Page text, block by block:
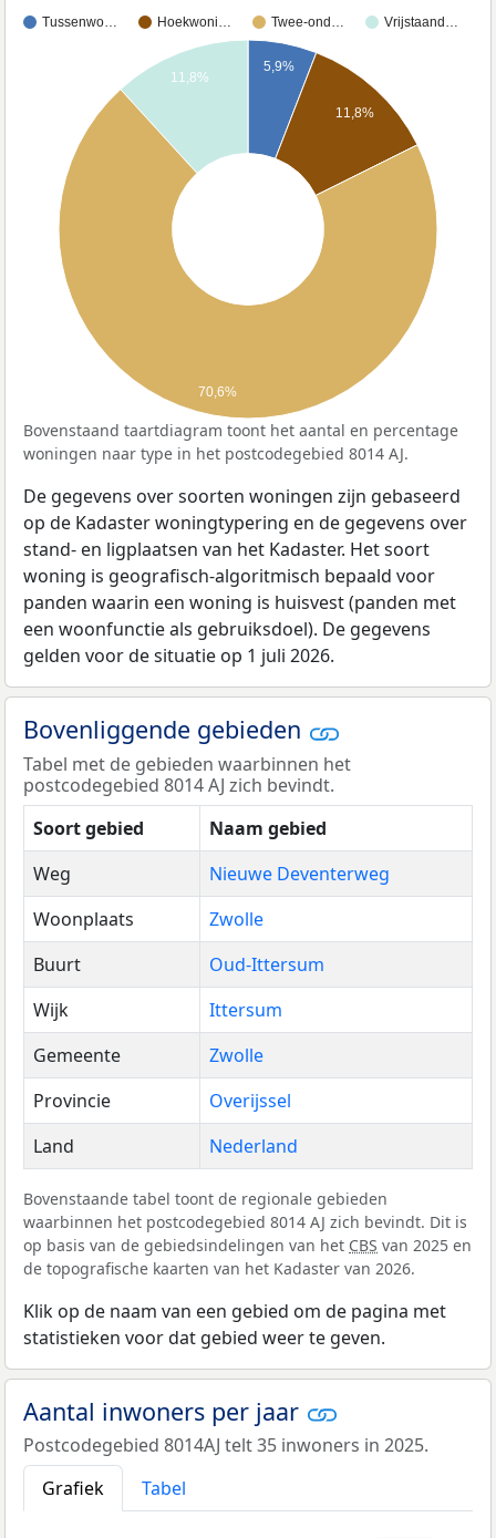
Tussenwo… Hoekwoni… Twee-ond… Vrijstaand…
5,9%
11,8%
11,8%
70,6%
Bovenstaand taartdiagram toont het aantal en percentage
woningen naar type in het postcodegebied 8014 AJ.
De gegevens over soorten woningen zijn gebaseerd
op de Kadaster woningtypering en de gegevens over
stand- en ligplaatsen van het Kadaster. Het soort
woning is geografisch-algoritmisch bepaald voor
panden waarin een woning is huisvest (panden met
een woonfunctie als gebruiksdoel). De gegevens
gelden voor de situatie op 1 juli 2026.
Bovenliggende gebieden
Tabel met de gebieden waarbinnen het
postcodegebied 8014 AJ zich bevindt.
Soort gebied
Naam gebied
Weg
Nieuwe Deventerweg
Woonplaats
Zwolle
Buurt
Oud-Ittersum
Wijk
Ittersum
Gemeente
Zwolle
Provincie
Overijssel
Land
Nederland
Bovenstaande tabel toont de regionale gebieden
waarbinnen het postcodegebied 8014 AJ zich bevindt. Dit is
op basis van de gebiedsindelingen van het CBS van 2025 en
de topografische kaarten van het Kadaster van 2026.
Klik op de naam van een gebied om de pagina met
statistieken voor dat gebied weer te geven.
Aantal inwoners per jaar
Postcodegebied 8014AJ telt 35 inwoners in 2025.
Grafiek
Tabel